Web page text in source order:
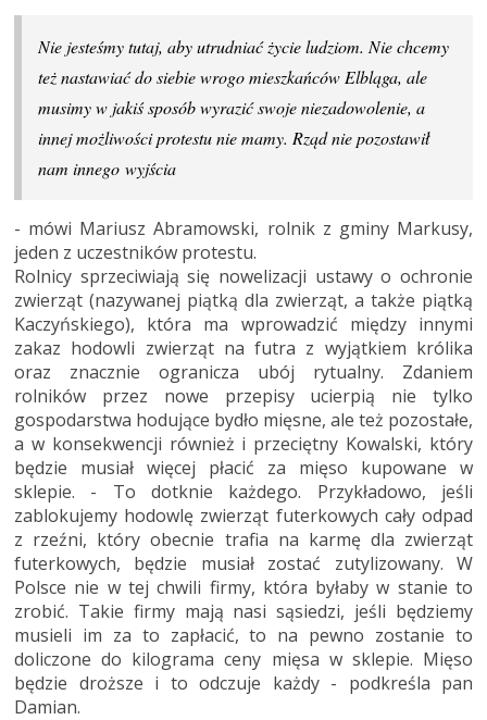
Nie jesteśmy tutaj, aby utrudniać życie ludziom. Nie chcemy
też nastawiać do siebie wrogo mieszkańców Elbląga, ale
musimy w jakiś sposób wyrazić swoje niezadowolenie, a
innej możliwości protestu nie mamy. Rząd nie pozostawił
nam innego wyjścia
- mówi Mariusz Abramowski, rolnik z gminy Markusy,
jeden z uczestników protestu.
Rolnicy sprzeciwiają się nowelizacji ustawy o ochronie
zwierząt (nazywanej piątką dla zwierząt, a także piątką
Kaczyńskiego), która ma wprowadzić między innymi
zakaz hodowli zwierząt na futra z wyjątkiem królika
oraz znacznie ogranicza ubój rytualny. Zdaniem
rolników przez nowe przepisy ucierpią nie tylko
gospodarstwa hodujące bydło mięsne, ale też pozostałe,
a w konsekwencji również i przeciętny Kowalski, który
będzie musiał więcej płacić za mięso kupowane w
sklepie. - To dotknie każdego. Przykładowo, jeśli
zablokujemy hodowlę zwierząt futerkowych cały odpad
z rzeźni, który obecnie trafia na karmę dla zwierząt
futerkowych, będzie musiał zostać zutylizowany. W
Polsce nie w tej chwili firmy, która byłaby w stanie to
zrobić. Takie firmy mają nasi sąsiedzi, jeśli będziemy
musieli im za to zapłacić, to na pewno zostanie to
doliczone do kilograma ceny mięsa w sklepie. Mięso
będzie droższe i to odczuje każdy - podkreśla pan
Damian.